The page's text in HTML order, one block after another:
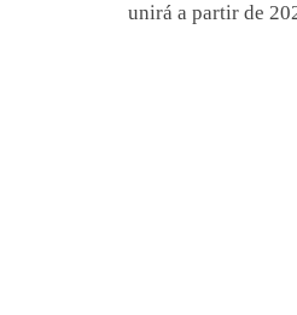
unirá a partir de